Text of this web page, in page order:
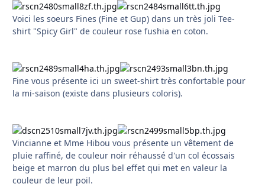
Voici les soeurs Fines (Fine et Gup) dans un très joli Tee-
shirt "Spicy Girl" de couleur rose fushia en coton.
Fine vous présente ici un sweet-shirt très confortable pour
la mi-saison (existe dans plusieurs coloris).
Vincianne et Mme Hibou vous présente un vêtement de
pluie raffiné, de couleur noir réhaussé d'un col écossais
beige et marron du plus bel effet qui met en valeur la
couleur de leur poil.